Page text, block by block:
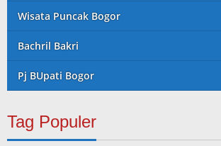
Wisata Puncak Bogor
Bachril Bakri
Pj BUpati Bogor
Tag Populer